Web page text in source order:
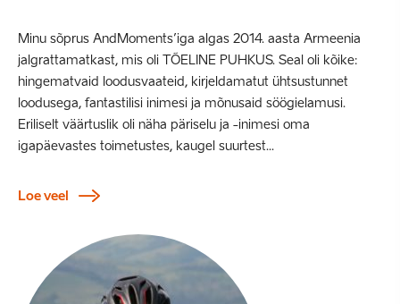
Minu sõprus AndMoments’iga algas 2014. aasta Armeenia
jalgrattamatkast, mis oli TÕELINE PUHKUS. Seal oli kõike:
hingematvaid loodusvaateid, kirjeldamatut ühtsustunnet
loodusega, fantastilisi inimesi ja mõnusaid söögielamusi.
Eriliselt väärtuslik oli näha päriselu ja -inimesi oma
igapäevastes toimetustes, kaugel suurtest...
Loe veel